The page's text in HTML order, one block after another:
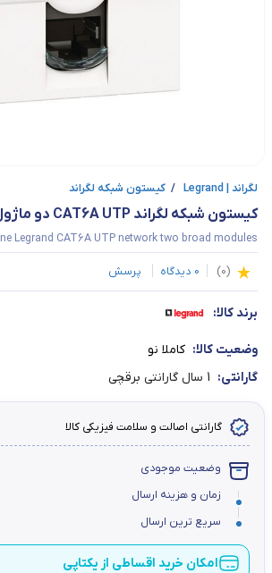
لگراند | Legrand / کیستون شبکه لگراند
کیستون شبکه لگراند CAT6A UTP دو ماژول پهن
Legrand CAT6A UTP network two broad modules
(
0
)
0 دیدگاه پرسش
برند کالا:
وضعیت کالا: کاملا نو
گارانتی: 1 سال گارانتی برقچی
گارانتی اصالت و سلامت فیزیکی کالا
وضعیت موجودی
زمان و هزینه ارسال
سریع ترین ارسال
امکان خرید اقساطی از یکتاپی